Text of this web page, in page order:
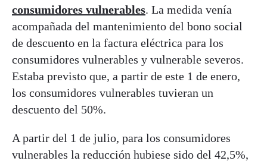
consumidores vulnerables. La medida venía
acompañada del mantenimiento del bono social
de descuento en la factura eléctrica para los
consumidores vulnerables y vulnerable severos.
Estaba previsto que, a partir de este 1 de enero,
los consumidores vulnerables tuvieran un
descuento del 50%.
A partir del 1 de julio, para los consumidores
vulnerables la reducción hubiese sido del 42,5%,